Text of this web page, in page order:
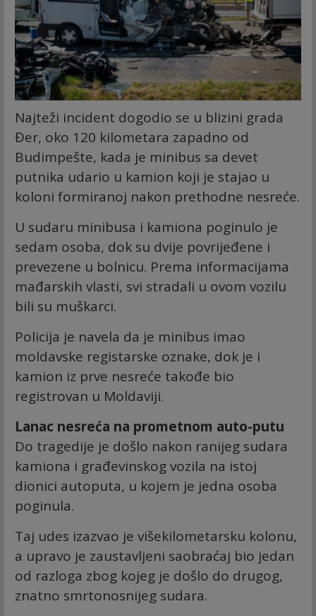
Najteži incident dogodio se u blizini grada
Đer, oko 120 kilometara zapadno od
Budimpešte, kada je minibus sa devet
putnika udario u kamion koji je stajao u
koloni formiranoj nakon prethodne nesreće.
U sudaru minibusa i kamiona poginulo je
sedam osoba, dok su dvije povrijeđene i
prevezene u bolnicu. Prema informacijama
mađarskih vlasti, svi stradali u ovom vozilu
bili su muškarci.
Policija je navela da je minibus imao
moldavske registarske oznake, dok je i
kamion iz prve nesreće takođe bio
registrovan u Moldaviji.
Lanac nesreća na prometnom auto-putu
Do tragedije je došlo nakon ranijeg sudara
kamiona i građevinskog vozila na istoj
dionici autoputa, u kojem je jedna osoba
poginula.
Taj udes izazvao je višekilometarsku kolonu,
a upravo je zaustavljeni saobraćaj bio jedan
od razloga zbog kojeg je došlo do drugog,
znatno smrtonosnijeg sudara.